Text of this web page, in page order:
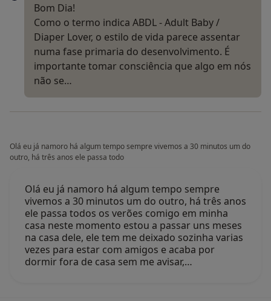
Bom Dia!
Como o termo indica ABDL - Adult Baby /
Diaper Lover, o estilo de vida parece assentar
numa fase primaria do desenvolvimento. É
importante tomar consciência que algo em nós
não se…
Olá eu já namoro há algum tempo sempre vivemos a 30 minutos um do
outro, há três anos ele passa todo
Olá eu já namoro há algum tempo sempre
vivemos a 30 minutos um do outro, há três anos
ele passa todos os verões comigo em minha
casa neste momento estou a passar uns meses
na casa dele, ele tem me deixado sozinha varias
vezes para estar com amigos e acaba por
dormir fora de casa sem me avisar,…